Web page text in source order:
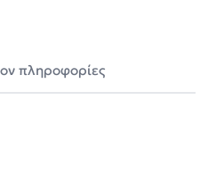
πληροφορίες